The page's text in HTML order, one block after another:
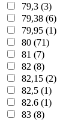
79,3 (3)
79,38 (6)
79,95 (1)
80 (71)
81 (7)
82 (8)
82,15 (2)
82,5 (1)
82.6 (1)
83 (8)